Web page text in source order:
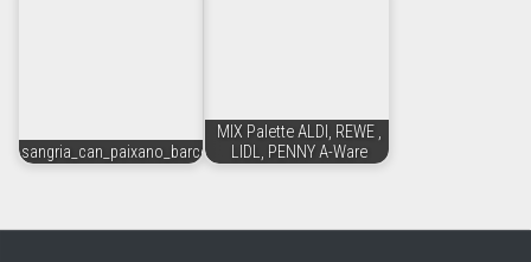
sangria_can_paixano_barcelona
MIX Palette ALDI, REWE ,
LIDL, PENNY A-Ware